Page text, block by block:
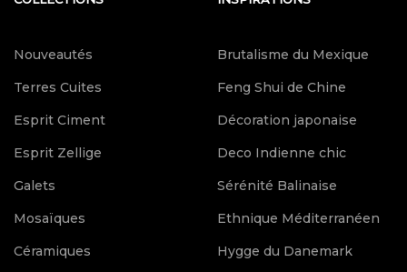
Nouveautés
Terres Cuites
Esprit Ciment
Esprit Zellige
Galets
Mosaïques
Céramiques
Brutalisme du Mexique
Feng Shui de Chine
Décoration japonaise
Deco Indienne chic
Sérénité Balinaise
Ethnique Méditerranéen
Hygge du Danemark